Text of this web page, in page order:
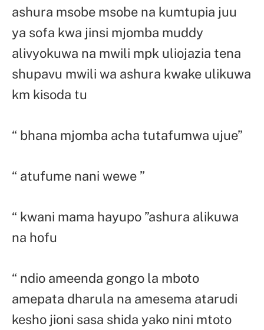
ashura msobe msobe na kumtupia juu
ya sofa kwa jinsi mjomba muddy
alivyokuwa na mwili mpk uliojazia tena
shupavu mwili wa ashura kwake ulikuwa
km kisoda tu
“ bhana mjomba acha tutafumwa ujue”
“ atufume nani wewe ”
“ kwani mama hayupo ”ashura alikuwa
na hofu
“ ndio ameenda gongo la mboto
amepata dharula na amesema atarudi
kesho jioni sasa shida yako nini mtoto